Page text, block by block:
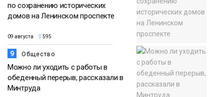
по сохранению исторических
домов на Ленинском проспекте
09 августа 595
9 Общество
Можно ли уходить с работы в
обеденный перерыв, рассказали в
Минтруда